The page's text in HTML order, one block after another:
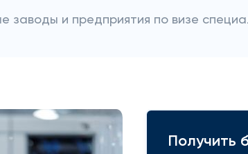
и предприятия по визе
Получить